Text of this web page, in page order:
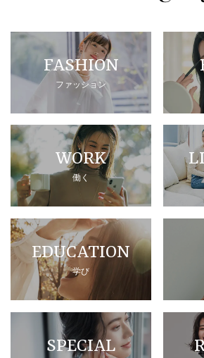
FASHION
ファッション
WORK
働く
EDUCATION
学び
SPECIAL